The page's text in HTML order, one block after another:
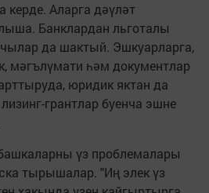
керде. Аларга дәүләт
Банклардан льготалы
да шактый. Эшкуарларга,
мәгълүмати һәм документлар
юридик яктан да
грантлар буенча эшне
үз проблемалары
тырышалар. "Иң элек үз